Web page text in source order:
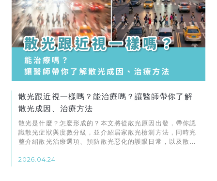
散光跟近視一樣嗎？能治療嗎？讓醫師帶你了解
散光成因、治療方法
散光是什麼？怎麼形成的？本文將從散光原因出發，帶你認
識散光症狀與度數分級，並介紹居家散光檢測方法，同時完
整介紹散光治療選項、預防散光惡化的護眼日常，以及散光
2026.04.24